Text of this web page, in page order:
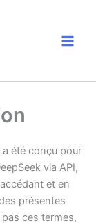
été conçu pour
via API,
et en
présentes
pas ces termes,